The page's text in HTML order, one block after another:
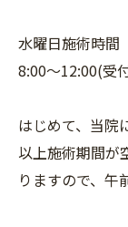
水曜日施術時間
8:00〜12:00(受
はじめて、当院
以上施術期間が
りますので、午